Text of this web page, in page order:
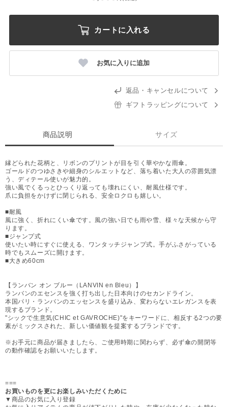
カートに入れる
お気に入りに追加
返品・キャンセルについて
ギフトラッピングについて
商品説明 サイズ
縁どられた花柄と、リボンのプリントが目を引く華やかな雨傘。
ゴールドのつゆさきや細身のシルエットなど、落ち着いた大人の雰囲気漂
う、ディテール使いが魅力的。
強い風でくるっとひっくり返っても壊れにくい、耐風仕様です。
爪に負担をかけずに閉じられる、安全ロクロも嬉しい。
■耐風
風に強く、折れにくい傘です。風の強い日でも雨や雪、様々な天候から守
ります。
■ジャンプ式
使いたい時にすぐに使える、ワンタッチジャンプ式。手がふさがっている
時でもスムーズに開けます。
■大きめ60cm
【ランバン オン ブルー（LANVIN en Bleu）】
ランバンのエセンスを強く打ち出した日本向けのセカンドライン。
本国パリ・ランバンのエッセンスを盛り込み、変わらないエレガンスを表
現するブランド。
"シックで生意気(CHIC et GAVROCHE)"をキーワードに、相反する2つの要
素がミックスされた、新しい価値観を提案するブランドです。
※お手元に商品が届きましたら、ご使用時期に関わらず、必ず傘の開閉等
の動作確認をお願いいたします。
===
お買いものを更にお楽しみいただくために
▼商品のお気に入り登録